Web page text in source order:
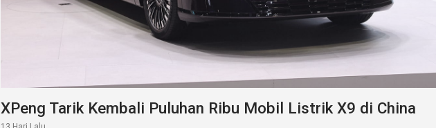
XPeng Tarik Kembali Puluhan Ribu Mobil Listrik X9 di China